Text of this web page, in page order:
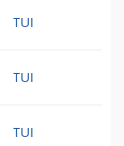
TUI
TUI
TUI